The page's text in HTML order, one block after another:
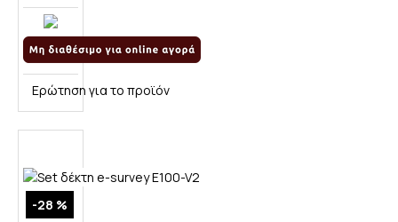
Ερώτηση για το προϊόν
-28 %